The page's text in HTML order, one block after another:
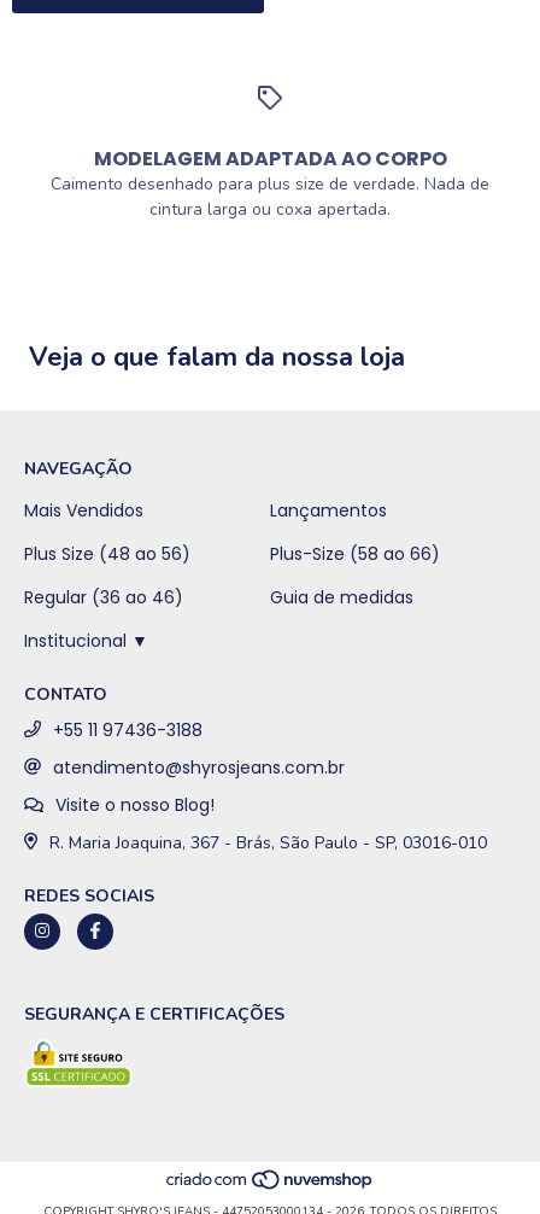
MODELAGEM ADAPTADA AO CORPO
Caimento desenhado para plus size de verdade. Nada de
cintura larga ou coxa apertada.
Veja o que falam da nossa loja
NAVEGAÇÃO
Mais Vendidos
Lançamentos
Plus Size (48 ao 56)
Plus-Size (58 ao 66)
Regular (36 ao 46)
Guia de medidas
Institucional ▼
CONTATO
+55 11 97436-3188
atendimento@shyrosjeans.com.br
Visite o nosso Blog!
R. Maria Joaquina, 367 - Brás, São Paulo - SP, 03016-010
REDES SOCIAIS
SEGURANÇA E CERTIFICAÇÕES